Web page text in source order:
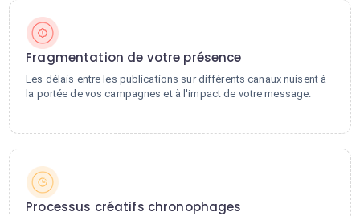
Fragmentation de votre présence
Les délais entre les publications sur différents canaux nuisent à
la portée de vos campagnes et à l'impact de votre message.
Processus créatifs chronophages